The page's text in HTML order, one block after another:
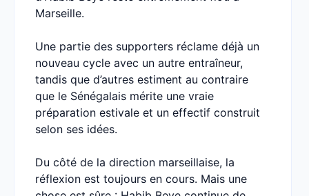
Marseille.
Une partie des supporters réclame déjà un
nouveau cycle avec un autre entraîneur,
tandis que d’autres estiment au contraire
que le Sénégalais mérite une vraie
préparation estivale et un effectif construit
selon ses idées.
Du côté de la direction marseillaise, la
réflexion est toujours en cours. Mais une